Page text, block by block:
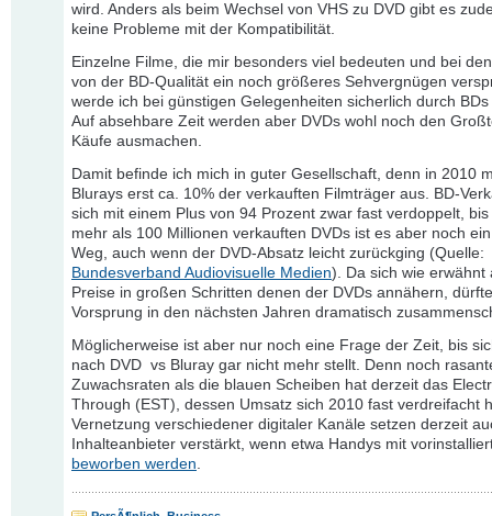
wird. Anders als beim Wechsel von VHS zu DVD gibt es
keine Probleme mit der Kompatibilität.
Einzelne Filme, die mir besonders viel bedeuten und bei
von der BD-Qualität ein noch größeres Sehvergnügen
werde ich bei günstigen Gelegenheiten sicherlich durch
Auf absehbare Zeit werden aber DVDs wohl noch den
Käufe ausmachen.
Damit befinde ich mich in guter Gesellschaft, denn in 2010
Blurays erst ca. 10% der verkauften Filmträger aus. BD-
sich mit einem Plus von 94 Prozent zwar fast verdoppelt,
mehr als 100 Millionen verkauften DVDs ist es aber noch
Weg, auch wenn der DVD-Absatz leicht zurückging (Quelle:
Bundesverband Audiovisuelle Medien). Da sich wie erwähnt
Preise in großen Schritten denen der DVDs annähern,
Vorsprung in den nächsten Jahren dramatisch
Möglicherweise ist aber nur noch eine Frage der Zeit, bis
nach DVD vs Bluray gar nicht mehr stellt. Denn noch
Zuwachsraten als die blauen Scheiben hat derzeit das
Through (EST), dessen Umsatz sich 2010 fast verdreifacht
Vernetzung verschiedener digitaler Kanäle setzen derzeit
Inhalteanbieter verstärkt, wenn etwa Handys mit
beworben werden.